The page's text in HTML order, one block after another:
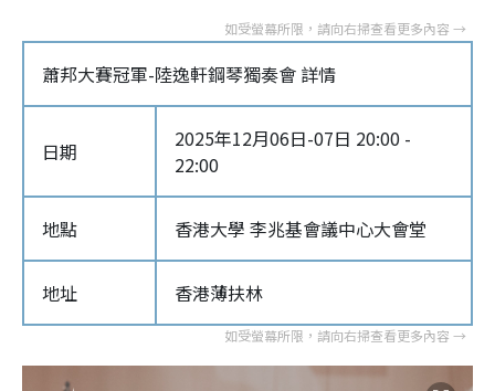
蕭邦大賽冠軍-陸逸軒鋼琴獨奏會 詳情
日期
2025年12月06日-07日 20:00 -
22:00
地點 香港大學 李兆基會議中心大會堂
地址 香港薄扶林